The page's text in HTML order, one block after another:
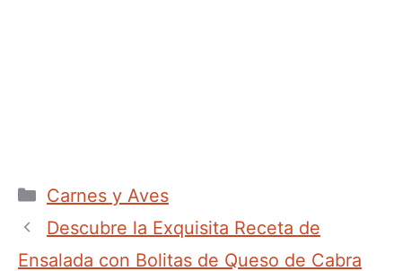
Categorías
Carnes y Aves
Descubre la Exquisita Receta de
Ensalada con Bolitas de Queso de Cabra